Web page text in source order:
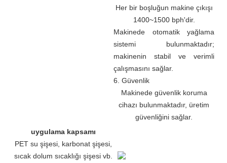
Her bir boşluğun makine çıkışı
1400~1500 bph'dir.
Makinede otomatik yağlama
sistemi bulunmaktadır;
makinenin stabil ve verimli
çalışmasını sağlar.
6. Güvenlik
Makinede güvenlik koruma
cihazı bulunmaktadır, üretim
güvenliğini sağlar.
uygulama kapsamı
PET su şişesi, karbonat şişesi,
sıcak dolum sıcaklığı şişesi vb.